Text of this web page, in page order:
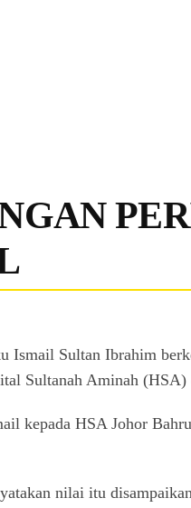
Sultan Ibrahim
Sultanah Aminah
kepada HSA Johor
nilai itu